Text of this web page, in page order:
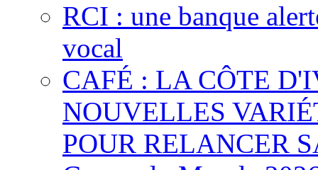
RCI : une banque
vocal
CAFÉ : LA CÔTE
NOUVELLES
POUR RELANCER